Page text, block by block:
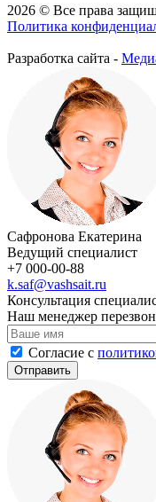
2026 © Все права
Политика
Разработка сайта -
Сафронова Екатерина
Ведущий специалист
+7 000-00-88
k.saf@vashsait.ru
Консультация
Наш менеджер
Cогласие с
Отправить